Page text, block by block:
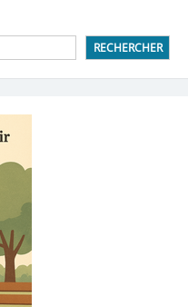
RECHERCHER